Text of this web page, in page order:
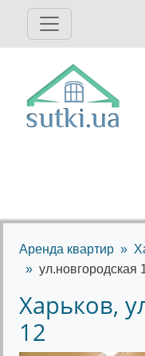
Аренда квартир
ул.новгородская
Харьков,
12